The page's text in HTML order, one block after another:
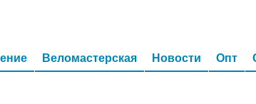
Веломастерская Новости Опт